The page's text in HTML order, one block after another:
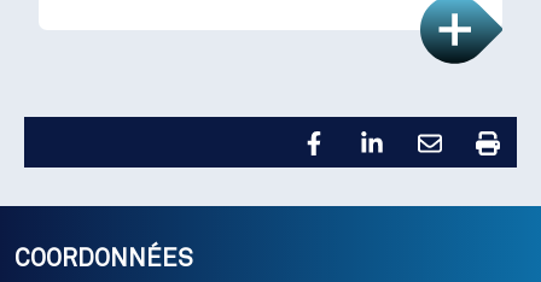
COORDONNÉES